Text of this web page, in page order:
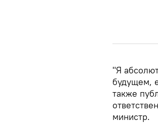
"Я
будущем,
также
министр.